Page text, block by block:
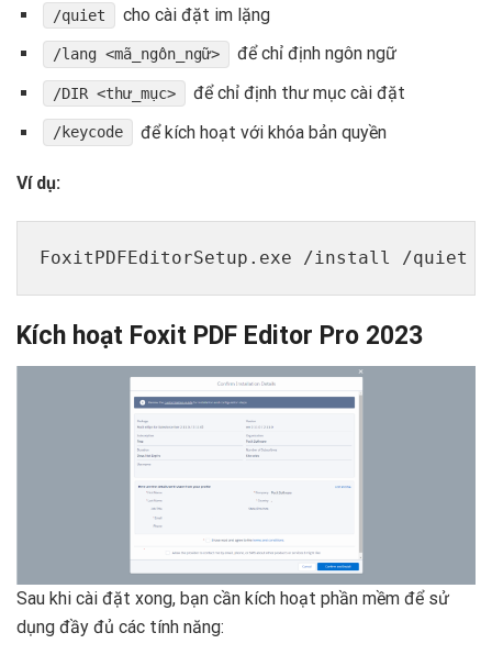
/quiet cho cài đặt im lặng
/lang <mã_ngôn_ngữ> để chỉ định ngôn ngữ
/DIR <thư_mục> để chỉ định thư mục cài đặt
/keycode để kích hoạt với khóa bản quyền
Ví dụ:
FoxitPDFEditorSetup.exe /install /quiet
Kích hoạt Foxit PDF Editor Pro 2023
Sau khi cài đặt xong, bạn cần kích hoạt phần mềm để sử
dụng đầy đủ các tính năng: